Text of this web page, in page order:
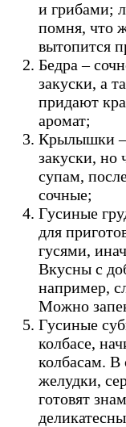
и грибами;
помня, что
вытопится
Бедра –
закуски, а
придают
аромат;
Крылышки –
закуски, но
супам,
сочные;
Гусиные
для
гусями,
Вкусны с
например,
Можно
Гусиные
колбасе,
колбасам. В
желудки,
готовят